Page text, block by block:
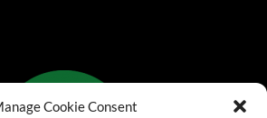
Cookie Consent